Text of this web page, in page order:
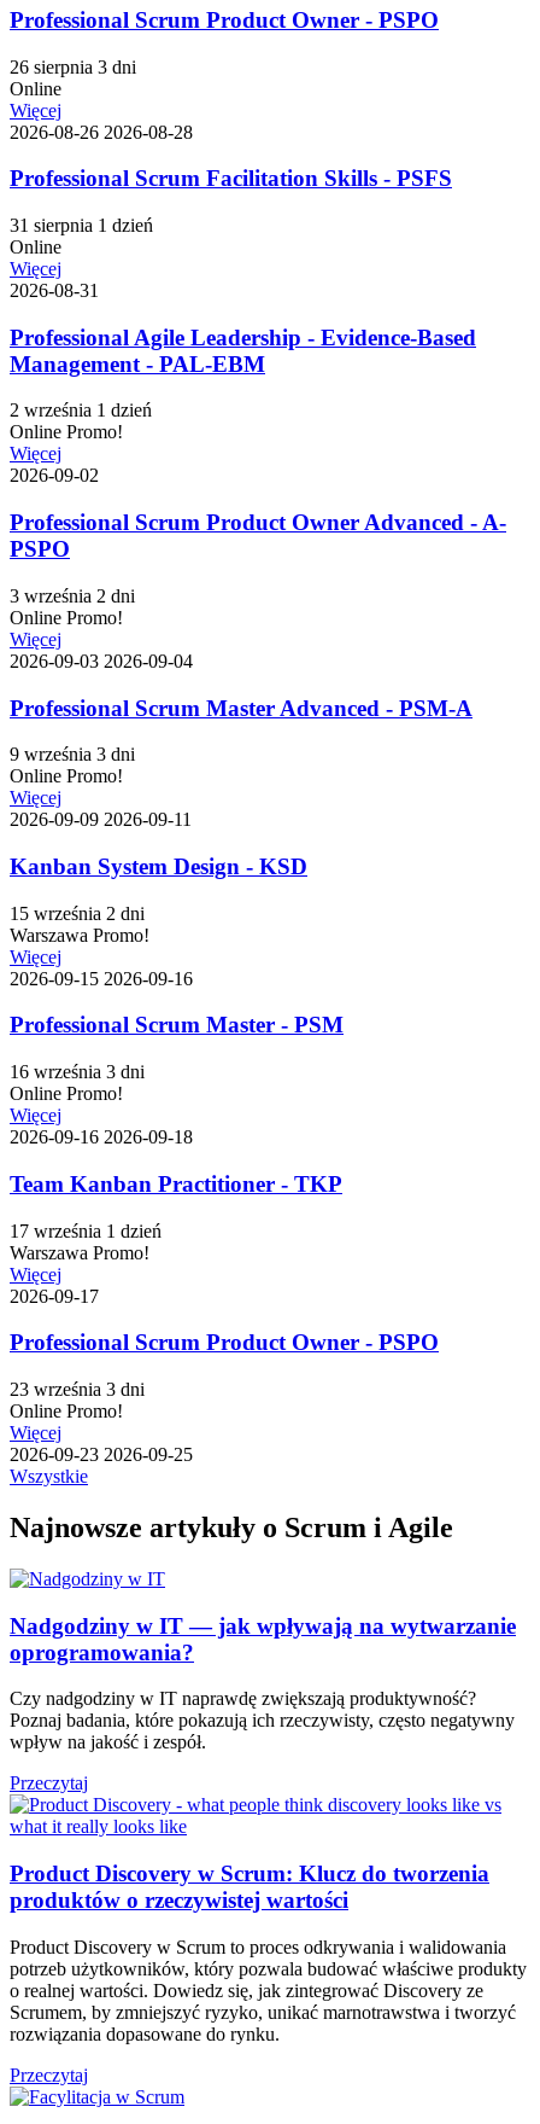
Professional Scrum Product Owner - PSPO
26 sierpnia 3 dni
Online
Więcej
2026-08-26 2026-08-28
Professional Scrum Facilitation Skills - PSFS
31 sierpnia 1 dzień
Online
Więcej
2026-08-31
Professional Agile Leadership - Evidence-Based
Management - PAL-EBM
2 września 1 dzień
Online Promo!
Więcej
2026-09-02
Professional Scrum Product Owner Advanced - A-
PSPO
3 września 2 dni
Online Promo!
Więcej
2026-09-03 2026-09-04
Professional Scrum Master Advanced - PSM-A
9 września 3 dni
Online Promo!
Więcej
2026-09-09 2026-09-11
Kanban System Design - KSD
15 września 2 dni
Warszawa Promo!
Więcej
2026-09-15 2026-09-16
Professional Scrum Master - PSM
16 września 3 dni
Online Promo!
Więcej
2026-09-16 2026-09-18
Team Kanban Practitioner - TKP
17 września 1 dzień
Warszawa Promo!
Więcej
2026-09-17
Professional Scrum Product Owner - PSPO
23 września 3 dni
Online Promo!
Więcej
2026-09-23 2026-09-25
Wszystkie
Najnowsze artykuły o Scrum i Agile
Nadgodziny w IT — jak wpływają na wytwarzanie
oprogramowania?
Czy nadgodziny w IT naprawdę zwiększają produktywność?
Poznaj badania, które pokazują ich rzeczywisty, często negatywny
wpływ na jakość i zespół.
Przeczytaj
Product Discovery w Scrum: Klucz do tworzenia
produktów o rzeczywistej wartości
Product Discovery w Scrum to proces odkrywania i walidowania
potrzeb użytkowników, który pozwala budować właściwe produkty
o realnej wartości. Dowiedz się, jak zintegrować Discovery ze
Scrumem, by zmniejszyć ryzyko, unikać marnotrawstwa i tworzyć
rozwiązania dopasowane do rynku.
Przeczytaj